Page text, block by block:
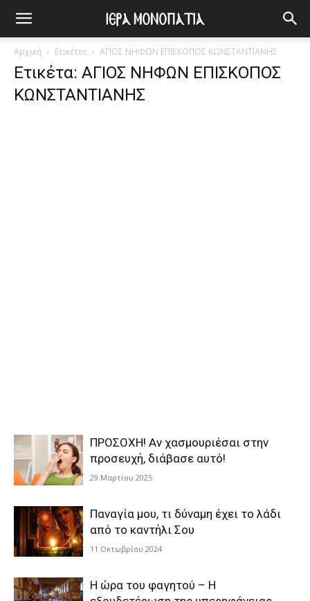
Αρχική Ετικέτες ΑΓΙΟΣ ΝΗΦΩΝ ΕΠΙΣΚΟΠΟΣ ΚΩΝΣΤΑΝΤΙΑΝΗΣ
Ετικέτα: ΑΓΙΟΣ ΝΗΦΩΝ ΕΠΙΣΚΟΠΟΣ
ΚΩΝΣΤΑΝΤΙΑΝΗΣ
ΠΡΟΣΟΧΗ! Αν χασμουριέσαι στην
προσευχή, διάβασε αυτό!
29 Μαρτίου 2025
Παναγία μου, τι δύναμη έχει το λάδι
από το καντήλι Σου
11 Οκτωβρίου 2024
Η ώρα του φαγητού – Η